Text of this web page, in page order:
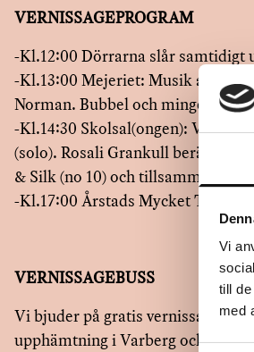
Vi
till
med
VERNISSAGEPROGRAM
-Kl.12:00 Dörrarna slår samtidigt
-Kl.13:00 Mejeriet: Musik av och
Norman. Bubbel och mingel. Kort
-Kl.14:30 Skolsal(ongen): Vi
(solo). Rosali Grankull berättar
& Silk (no 10) och tillsammans gör
-Kl.17:00 Årstads Mycket
VERNISSAGEBUSS
Vi bjuder på gratis
upphämtning i Varberg och